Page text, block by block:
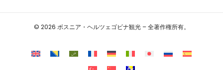
© 2026 ボスニア・ヘルツェゴビナ観光 – 全著作権所有。